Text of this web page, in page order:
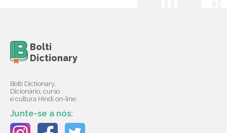
Bolti
Dictionary
Bolti Dictionary,
Dicionário, curso
e cultura Hindi on-line
Junte-se a nós: